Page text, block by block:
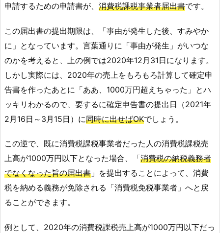
申請するための申請書が、 消費税課税事業者届出書です。
この届出書の提出期限は、「事由が発生した後、すみやか
に」となっています。言葉通りに「事由が発生」がいつな
のかを考えると、上の例では2020年12月31日になります。
しかし実際には、2020年の売上をもろもろ計算して確定申
告書を作ったあとに「ああ、1000万円超えちゃった」とハ
ッキリわかるので、要するに確定申告書の提出日（2021年
2月16日～3月15日）に同時に出せばOKでしょう。
この逆で、既に消費税課税事業者だった人の消費税課税売
上高が1000万円以下となった場合、「消費税の納税義務者
でなくなった旨の届出書 」を提出することによって、消費
税を納める義務が免除される「消費税免税事業者」へと戻
ることができます。
例として、2020年の消費税課税売上高が1000万円以下だっ